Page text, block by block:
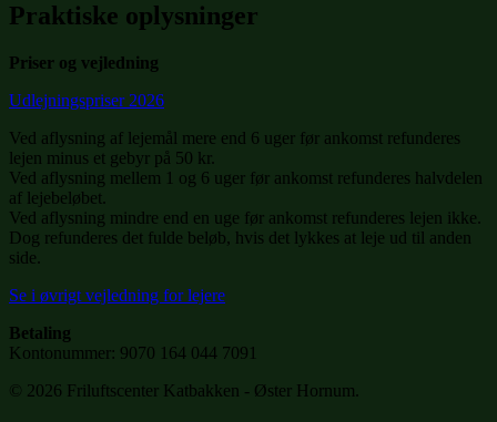
Praktiske oplysninger
Priser og vejledning
Udlejningspriser 2026
Ved aflysning af lejemål mere end 6 uger før ankomst refunderes
lejen minus et gebyr på 50 kr.
Ved aflysning mellem 1 og 6 uger før ankomst refunderes halvdelen
af lejebeløbet.
Ved aflysning mindre end en uge før ankomst refunderes lejen ikke.
Dog refunderes det fulde beløb, hvis det lykkes at leje ud til anden
side.
Se i øvrigt vejledning for lejere
Betaling
Kontonummer: 9070 164 044 7091
© 2026 Friluftscenter Katbakken - Øster Hornum.